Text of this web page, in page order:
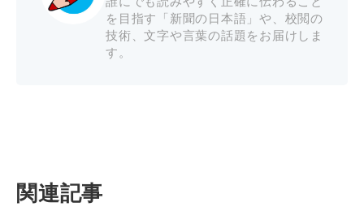
を目指す「新聞の日本語」や、校閲の
技術、文字や言葉の話題をお届けしま
す。
関連記事